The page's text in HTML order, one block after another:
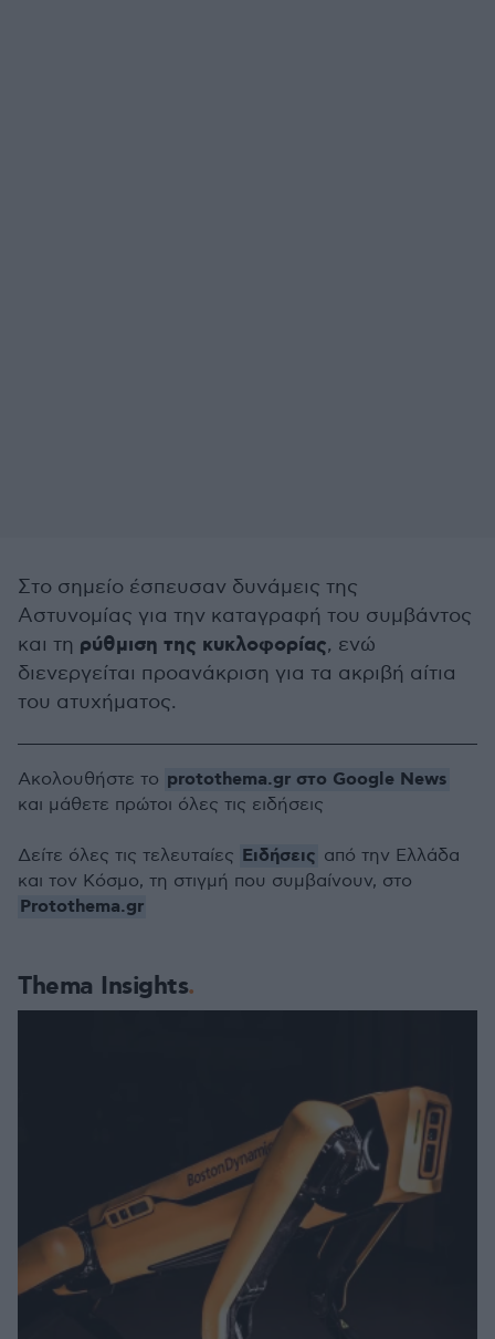
Στο σημείο έσπευσαν δυνάμεις της
Αστυνομίας για την καταγραφή του συμβάντος
και τη ρύθμιση της κυκλοφορίας, ενώ
διενεργείται προανάκριση για τα ακριβή αίτια
του ατυχήματος.
Thema Insights
Ακολουθήστε το protothema.gr στο Google News
και μάθετε πρώτοι όλες τις ειδήσεις
Δείτε όλες τις τελευταίες Ειδήσεις από την Ελλάδα
και τον Κόσμο, τη στιγμή που συμβαίνουν, στο
Protothema.gr